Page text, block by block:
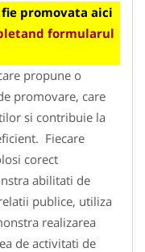
promovata aici
formularul
propune o
promovare, care
si contribuie la
Fiecare
corect
abilitati de
publice, utiliza
realizarea
de activitati de